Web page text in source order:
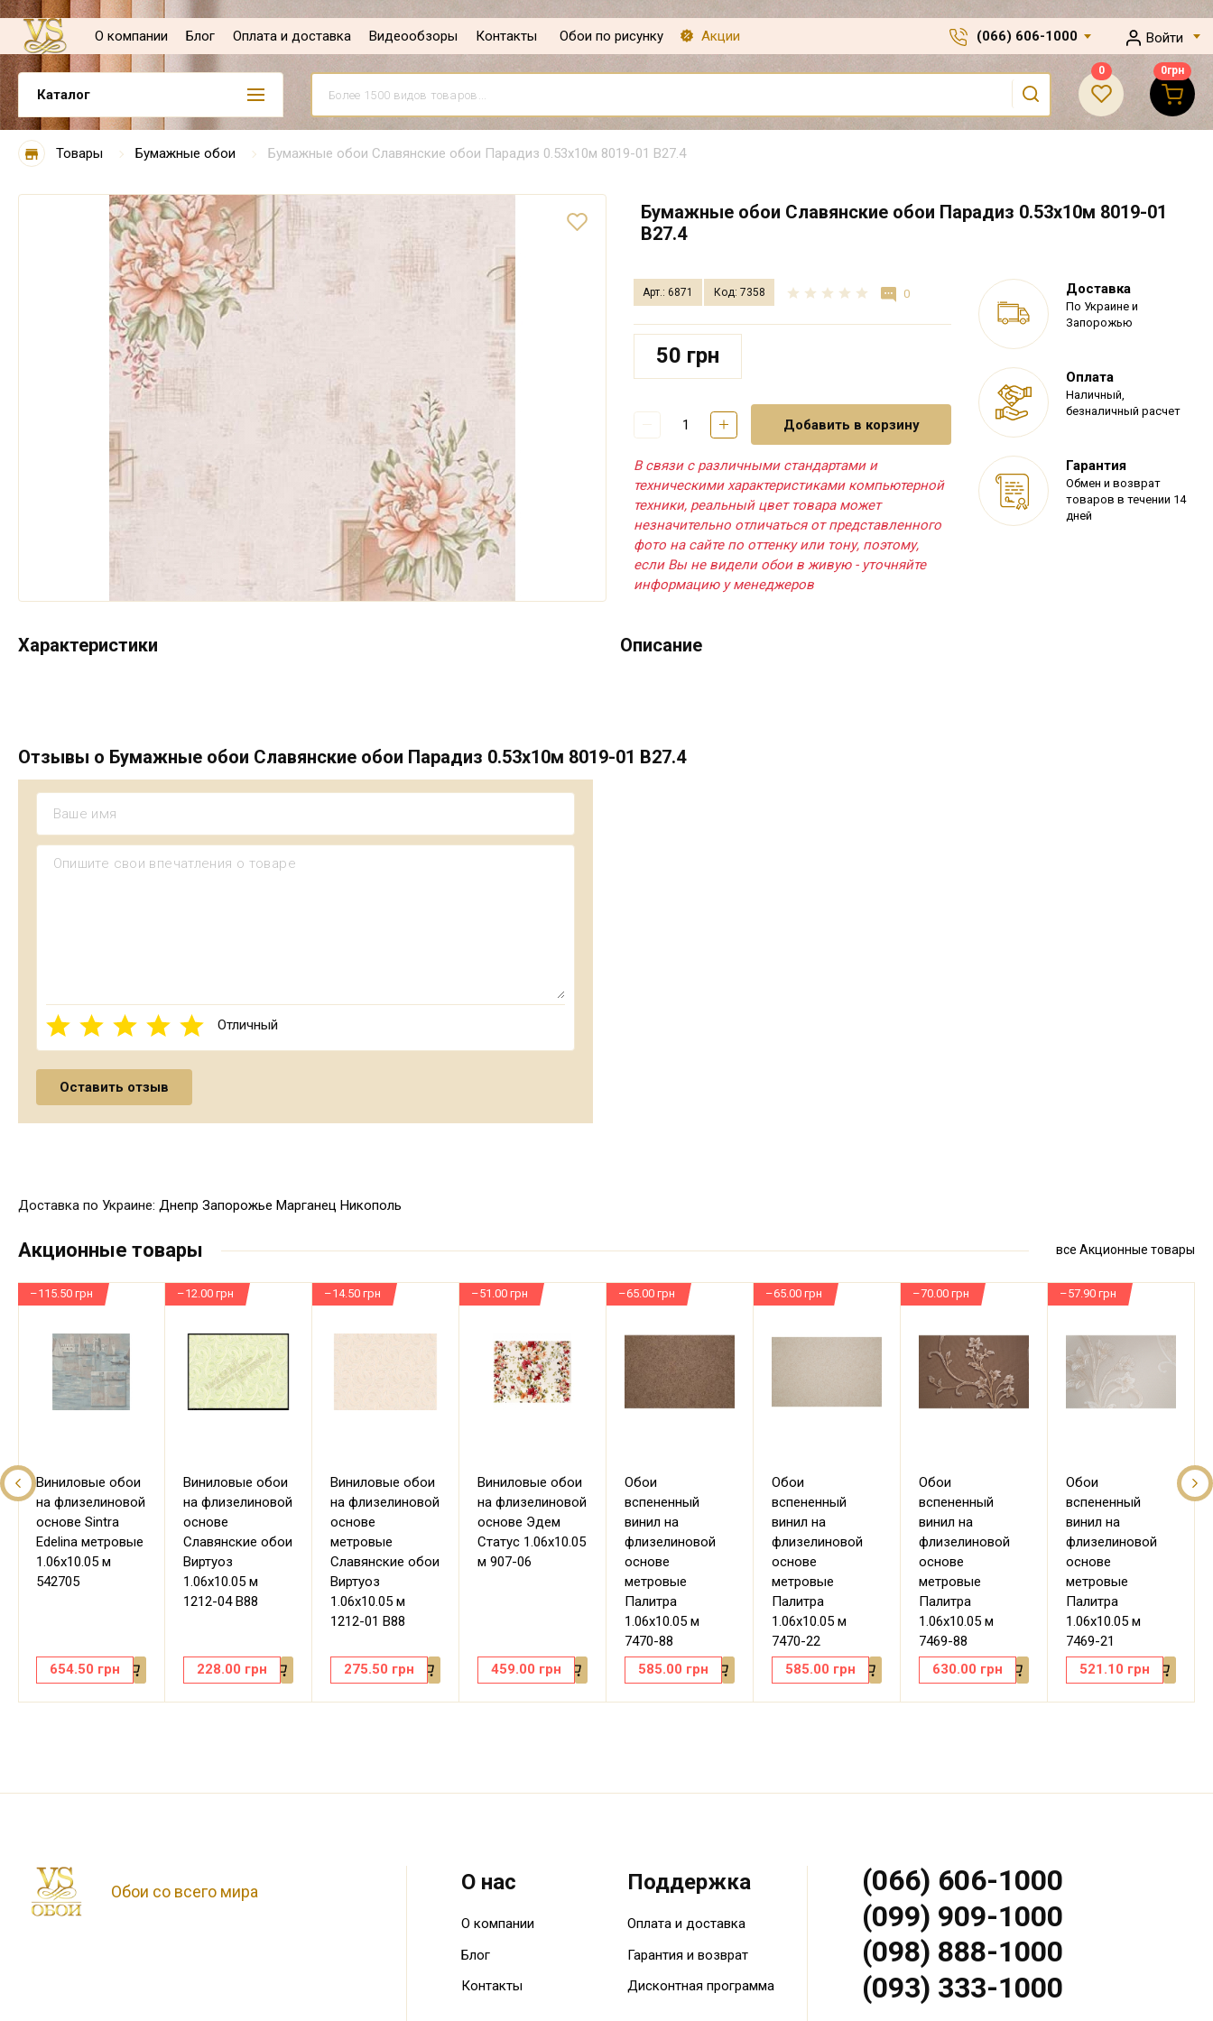
О компании Блог Оплата и доставка Видеообзоры Контакты Обои по рисунку Акции (066) 606-1000 Войти
Каталог
0 0грн
Товары Бумажные обои Бумажные обои Славянские обои Парадиз 0.53х10м 8019-01 В27.4
Бумажные обои Славянские обои Парадиз 0.53х10м 8019-01
В27.4
Арт.: 6871 Код: 7358 0
50 грн
Добавить в корзину
В связи с различными стандартами и
техническими характеристиками компьютерной
техники, реальный цвет товара может
незначительно отличаться от представленного
фото на сайте по оттенку или тону, поэтому,
если Вы не видели обои в живую - уточняйте
информацию у менеджеров
Доставка
По Украине и
Запорожью
Оплата
Наличный,
безналичный расчет
Гарантия
Обмен и возврат
товаров в течении 14
дней
Характеристики Описание
Отзывы о Бумажные обои Славянские обои Парадиз 0.53х10м 8019-01 В27.4
Отличный
Доставка по Украине: Днепр Запорожье Марганец Никополь
Акционные товары все Акционные товары
Виниловые обои
на флизелиновой
основе Sintra
Edelina метровые
1.06х10.05 м
542705
654.50 грн
–115.50 грн
Виниловые обои
на флизелиновой
основе
Славянские обои
Виртуоз
1.06х10.05 м
1212-04 В88
228.00 грн
–12.00 грн
Виниловые обои
на флизелиновой
основе
метровые
Славянские обои
Виртуоз
1.06х10.05 м
1212-01 В88
275.50 грн
–14.50 грн
Виниловые обои
на флизелиновой
основе Эдем
Статус 1.06х10.05
м 907-06
459.00 грн
–51.00 грн
Обои
вспененный
винил на
флизелиновой
основе
метровые
Палитра
1.06х10.05 м
7470-88
585.00 грн
–65.00 грн
Обои
вспененный
винил на
флизелиновой
основе
метровые
Палитра
1.06х10.05 м
7470-22
585.00 грн
–65.00 грн
Обои
вспененный
винил на
флизелиновой
основе
метровые
Палитра
1.06х10.05 м
7469-88
630.00 грн
–70.00 грн
Обои
вспененный
винил на
флизелиновой
основе
метровые
Палитра
1.06х10.05 м
7469-21
521.10 грн
–57.90 грн
Обои со всего мира О нас
О компании
Блог
Контакты
Поддержка
Оплата и доставка
Гарантия и возврат
Дисконтная программа
(066) 606-1000
(099) 909-1000
(098) 888-1000
(093) 333-1000